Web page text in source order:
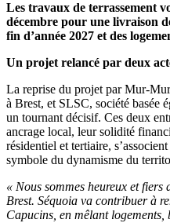
Les travaux de terrassement
décembre pour une livraison
fin d’année 2027 et des
Un projet relancé par deux
La reprise du projet par Mur-
à Brest, et SLSC, société basée
un tournant décisif. Ces deux
ancrage local, leur solidité
résidentiel et tertiaire,
symbole du dynamisme du
« Nous sommes heureux et
Brest. Séquoia va contribuer à
Capucins, en mêlant